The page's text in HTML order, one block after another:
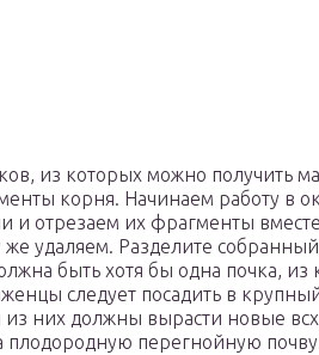
из которых можно получить
корня. Начинаем работу в
и отрезаем их фрагменты
удаляем. Разделите
быть хотя бы одна почка, из
следует посадить в
них должны вырасти новые
плодородную перегнойную